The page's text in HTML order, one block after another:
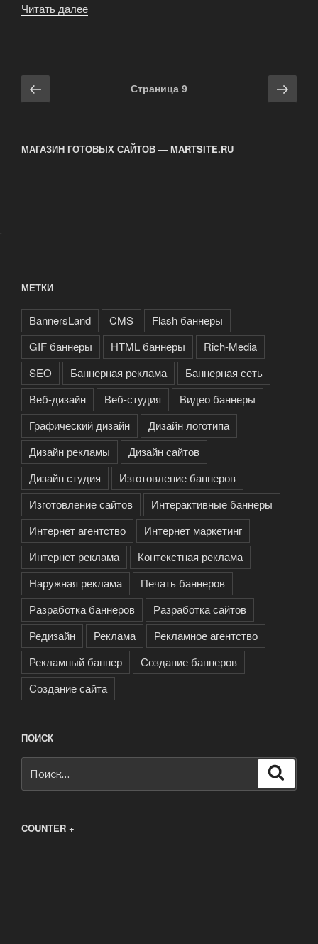
Читать далее
Навигация
по
Предыдущая
страница
Страница 9
МАГАЗИН ГОТОВЫХ САЙТОВ — MARTSITE.RU
.
МЕТКИ
BannersLand CMS
Flash баннеры
GIF баннеры
HTML баннеры
Rich-Media
SEO
Баннерная реклама
Баннерная сеть
Веб-дизайн
Веб-студия
Видео баннеры
Графический дизайн
Дизайн логотипа
Дизайн рекламы
Дизайн сайтов
Дизайн студия
Изготовление баннеров
Изготовление сайтов
Интерактивные баннеры
Интернет агентство
Интернет маркетинг
Интернет реклама
Контекстная реклама
Наружная реклама
Печать баннеров
Разработка баннеров
Разработка сайтов
Редизайн
Реклама
Рекламное агентство
Рекламный баннер
Создание баннеров
Создание сайта
ПОИСК
COUNTER +